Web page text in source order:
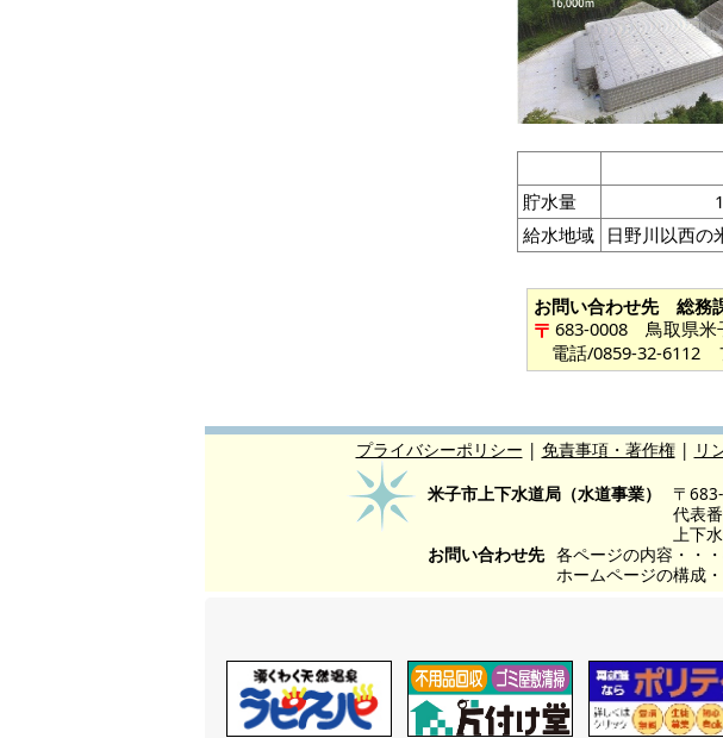
貯水量
給水地域 日野川以西の
お問い合わせ先 総務
683-0008 鳥取県米
電話/0859-32-6112
プライバシーポリシー | 免責事項・著作権 | リ
米子市上下水道局（水道事業）
〒
代表
上下
お問い合わせ先 各ページの内容・・
ホームページの構成